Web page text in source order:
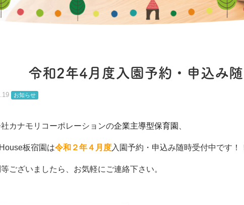
令和2年4月度入園予約・申込み随
お知らせ
カナモリコーポレーションの企業主導型保育園
板宿園は令和２年４月度入園予約・申込み随時受付中です！
ございましたら、お気軽にご連絡下さい。